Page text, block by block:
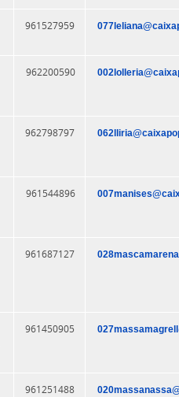
961527959
962200590
962798797
961544896
961687127
961450905
961251488